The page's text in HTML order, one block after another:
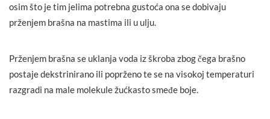
osim što je tim jelima potrebna gustoća ona se dobivaju
prženjem brašna na mastima ili u ulju.
Prženjem brašna se uklanja voda iz škroba zbog čega brašno
postaje dekstrinirano ili poprženo te se na visokoj temperaturi
razgradi na male molekule žućkasto smeđe boje.